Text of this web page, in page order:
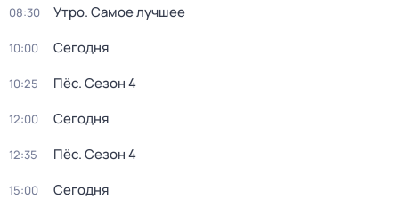
08:30 Утро. Самое лучшее
10:00 Сегодня
10:25 Пёс. Сезон 4
12:00 Сегодня
12:35 Пёс. Сезон 4
15:00 Сегодня